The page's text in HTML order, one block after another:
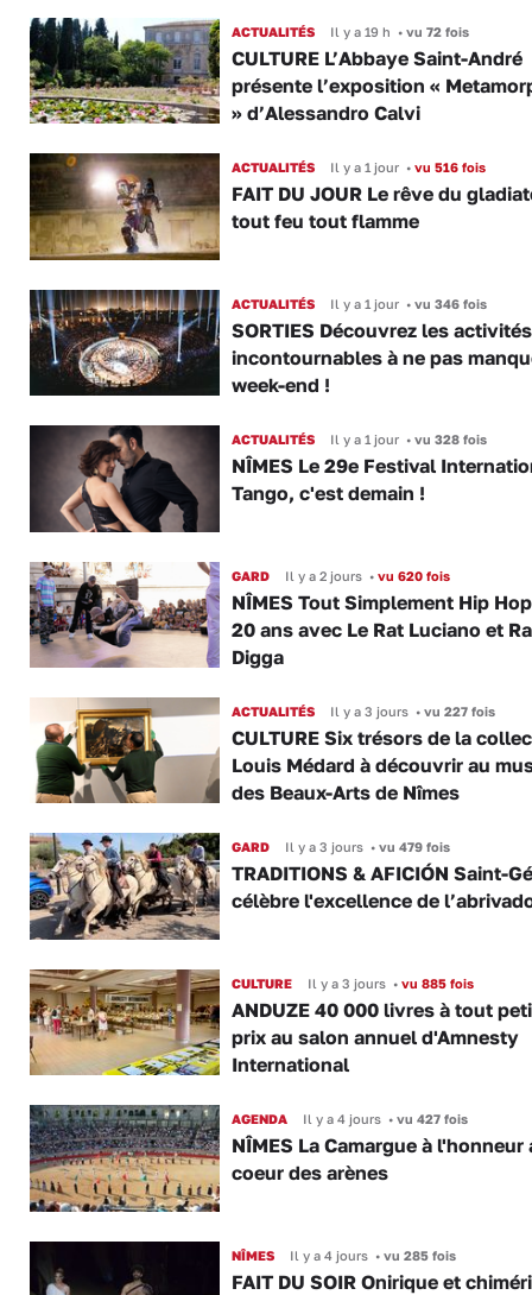
ACTUALITÉS Il y a 19 h •vu 72 fois
CULTURE L’Abbaye Saint-André
présente l’exposition «
» d’Alessandro Calvi
ACTUALITÉS Il y a 1 jour •vu 516 fois
FAIT DU JOUR Le rêve du
tout feu tout flamme
ACTUALITÉS Il y a 1 jour •vu 346 fois
SORTIES Découvrez les activités
incontournables à ne pas
week-end !
ACTUALITÉS Il y a 1 jour •vu 328 fois
NÎMES Le 29e Festival
Tango, c'est demain !
GARD Il y a 2 jours •vu 620 fois
NÎMES Tout Simplement Hip
20 ans avec Le Rat Luciano et
Digga
ACTUALITÉS Il y a 3 jours •vu 227 fois
CULTURE Six trésors de la
Louis Médard à découvrir au
des Beaux-Arts de Nîmes
GARD Il y a 3 jours •vu 479 fois
TRADITIONS & AFICIÓN Saint-
célèbre l'excellence de
CULTURE Il y a 3 jours •vu 885 fois
ANDUZE 40 000 livres à tout
prix au salon annuel d'Amnesty
International
AGENDA Il y a 4 jours •vu 427 fois
NÎMES La Camargue à l'honneur
coeur des arènes
NÎMES Il y a 4 jours •vu 285 fois
FAIT DU SOIR Onirique et